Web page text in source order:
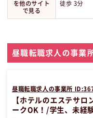
を他のサイト
で見る
徒歩 3分
昼職転職求人の事業
昼職転職求人の事業所
【ホテルのエステサ
ークOK！/学生、未経